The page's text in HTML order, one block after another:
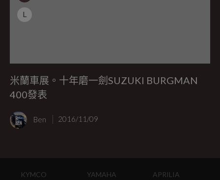
L
米蘭車展。十年磨一劍SUZUKI BURGMAN
400發表
Ben 2016/11/09
KYMCO YAMAHA APRILIA